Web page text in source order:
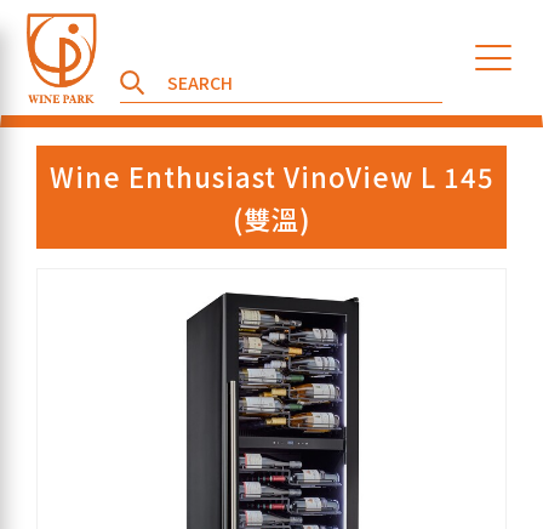
Wine Enthusiast VinoView L 145
(雙溫)